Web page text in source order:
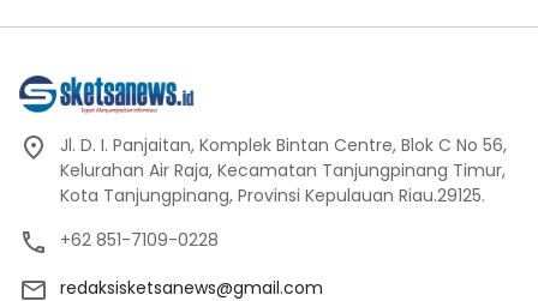
Jl. D. I. Panjaitan, Komplek Bintan Centre, Blok C No 56,
Kelurahan Air Raja, Kecamatan Tanjungpinang Timur,
Kota Tanjungpinang, Provinsi Kepulauan Riau.29125.
+62 851-7109-0228
redaksisketsanews@gmail.com